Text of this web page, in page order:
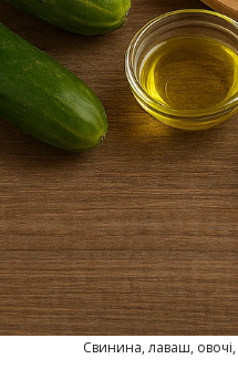
Свинина, лаваш,